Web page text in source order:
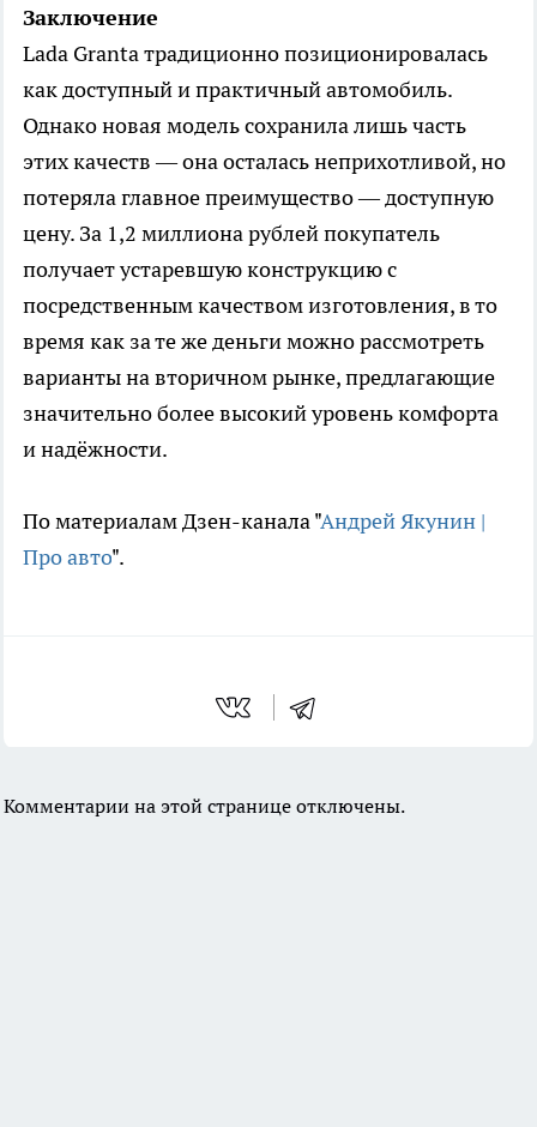
Заключение
Lada Granta традиционно позиционировалась
как доступный и практичный автомобиль.
Однако новая модель сохранила лишь часть
этих качеств — она осталась неприхотливой, но
потеряла главное преимущество — доступную
цену. За 1,2 миллиона рублей покупатель
получает устаревшую конструкцию с
посредственным качеством изготовления, в то
время как за те же деньги можно рассмотреть
варианты на вторичном рынке, предлагающие
значительно более высокий уровень комфорта
и надёжности.
По материалам Дзен-канала "Андрей Якунин |
Про авто".
Комментарии на этой странице отключены.